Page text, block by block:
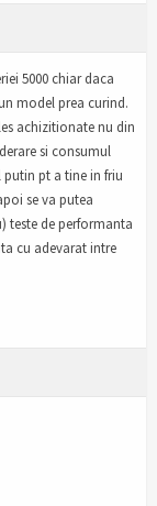
5000 chiar daca
model prea curind.
achizitionate nu din
si consumul
putin pt a tine in friu
se va putea
teste de performanta
cu adevarat intre